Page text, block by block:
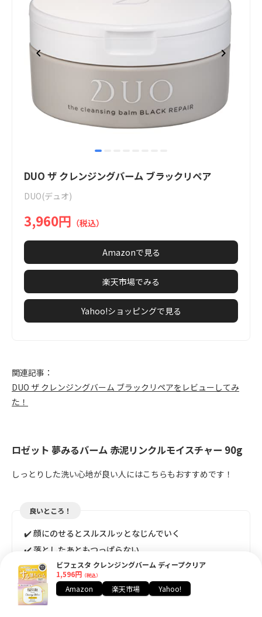
item
1
8
DUO ザ クレンジングバーム ブラックリペア
DUO(デュオ)
3,960円 （税込）
Amazonで見る
楽天市場でみる
Yahoo!ショッピングで見る
関連記事：
DUO ザ クレンジングバーム ブラックリペアをレビューしてみ
た！
ロゼット 夢みるバーム 赤泥リンクルモイスチャー 90g
しっとりした洗い心地が良い人にはこちらもおすすめです！
良いところ！
✔️ 顔にのせるとスルスルッとなじんでいく
✔️ 落としたあともつっぱらない
✔️ 手頃な値段で近場で手に入る
ビフェスタ クレンジングバーム ディープクリア
1,596円 （税込）
Amazon 楽天市場 Yahoo!